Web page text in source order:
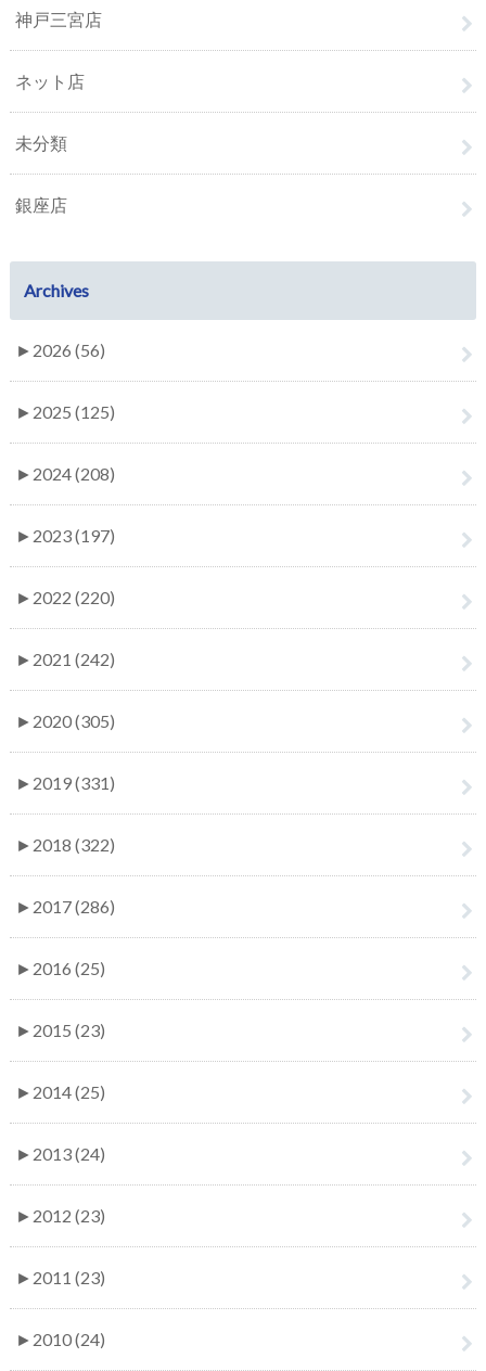
神戸三宮店
ネット店
未分類
銀座店
Archives
► 2026 (56)
► 2025 (125)
► 2024 (208)
► 2023 (197)
► 2022 (220)
► 2021 (242)
► 2020 (305)
► 2019 (331)
► 2018 (322)
► 2017 (286)
► 2016 (25)
► 2015 (23)
► 2014 (25)
► 2013 (24)
► 2012 (23)
► 2011 (23)
► 2010 (24)